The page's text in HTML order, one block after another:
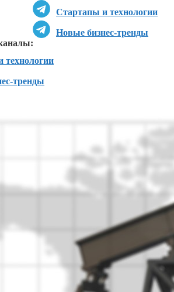
Стартапы и технологии
Новые бизнес-тренды
технологии
тренды